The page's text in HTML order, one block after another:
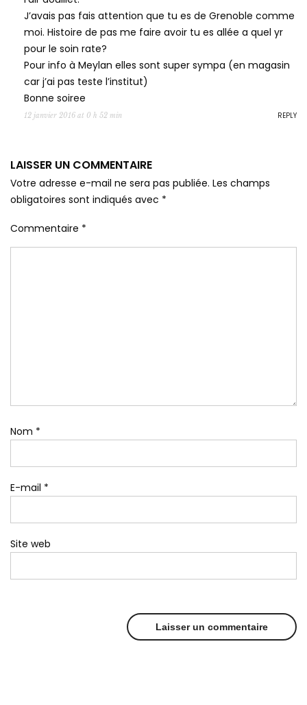
J’avais pas fais attention que tu es de Grenoble comme
moi. Histoire de pas me faire avoir tu es allée a quel yr
pour le soin rate?
Pour info à Meylan elles sont super sympa (en magasin
car j’ai pas teste l’institut)
Bonne soiree
12 janvier 2016 at 0 h 52 min REPLY
LAISSER UN COMMENTAIRE
Votre adresse e-mail ne sera pas publiée. Les champs
obligatoires sont indiqués avec *
Commentaire *
Nom *
E-mail *
Site web